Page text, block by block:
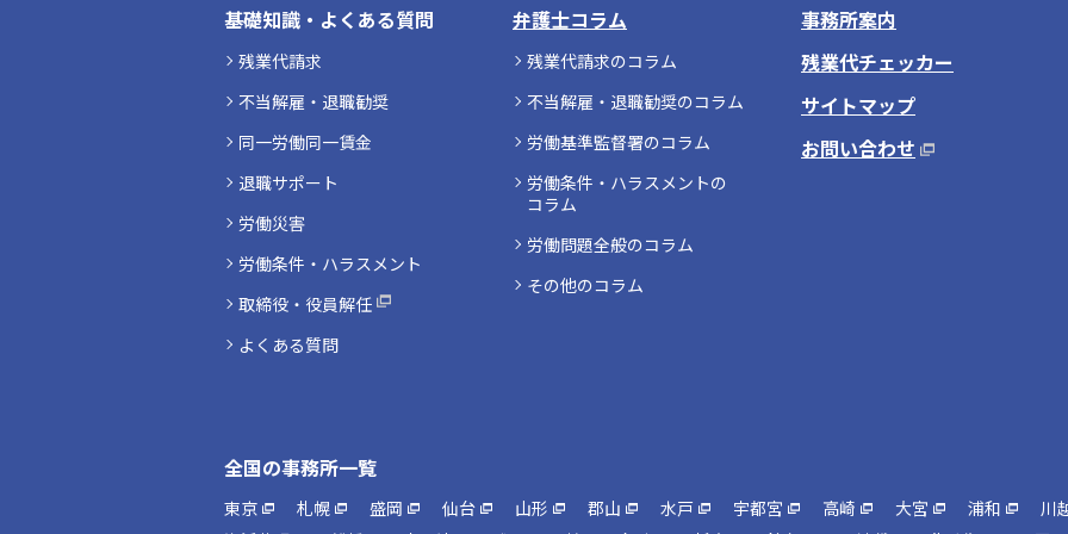
基礎知識・よくある質問
残業代請求
不当解雇・退職勧奨
同一労働同一賃金
退職サポート
労働災害
労働条件・ハラスメント
取締役・役員解任
よくある質問
弁護士コラム
残業代請求のコラム
不当解雇・退職勧奨のコラム
労働基準監督署のコラム
労働条件・ハラスメントの
コラム
労働問題全般のコラム
その他のコラム
事務所案内
残業代チェッカー
サイトマップ
お問い合わせ
全国の事務所一覧
東京 札幌 盛岡 仙台 山形 郡山 水戸 宇都宮 高崎 大宮 浦和 川